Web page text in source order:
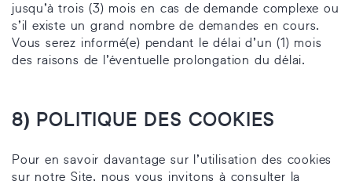
jusqu’à trois (3) mois en cas de demande complexe ou
s’il existe un grand nombre de demandes en cours.
Vous serez informé(e) pendant le délai d’un (1) mois
des raisons de l’éventuelle prolongation du délai.
8) POLITIQUE DES COOKIES
Pour en savoir davantage sur l’utilisation des cookies
sur notre Site, nous vous invitons à consulter la